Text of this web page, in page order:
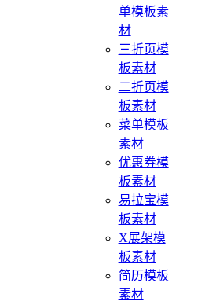
单模板素
材
三折页模
板素材
二折页模
板素材
菜单模板
素材
优惠券模
板素材
易拉宝模
板素材
X展架模
板素材
简历模板
素材